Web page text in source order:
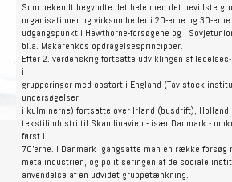
Som bekendt begyndte det hele med det bevidste
organisationer og virksomheder i 20-erne og 30-
udgangspunkt i Hawthorne-forsøgene og i
bl.a. Makarenkos opdragelsesprincipper.
Efter 2. verdenskrig fortsatte udviklingen af
i
grupperinger med opstart i England (Tavistock-
undersøgelser
i kulminerne) fortsatte over Irland (busdrift),
tekstilindustri til Skandinavien - især Danmark -
først i
70'erne. I Danmark igangsatte man en række forsøg
metalindustrien, og politiseringen af de sociale
anvendelse af en udvidet gruppetænkning.